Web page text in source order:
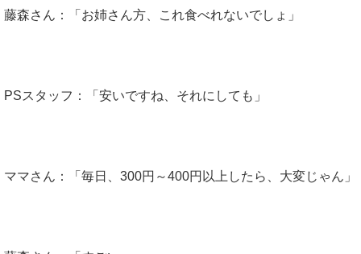
藤森さん：「お姉さん方、これ食べれないでしょ」
PSスタッフ：「安いですね、それにしても」
ママさん：「毎日、300円～400円以上したら、大変じゃん」